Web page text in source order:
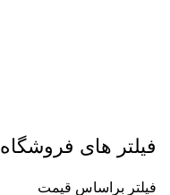
فیلتر های فروشگاه
فیلتر براساس قیمت